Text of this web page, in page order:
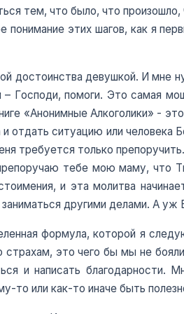
тем, что было, что произошло,
этих шагов, как я
достоинства девушкой. И мне
Господи, помоги. Это самая
«Анонимные Алкоголики» -
отдать ситуацию или
требуется только
тебе мою маму, что
и эта молитва
другими делами. А уж
формула, которой я
страхам, это чего бы мы не
и написать благодарности.
то или как-то иначе быть